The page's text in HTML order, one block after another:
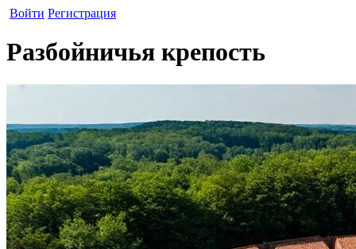
Войти Регистрация
Разбойничья крепость